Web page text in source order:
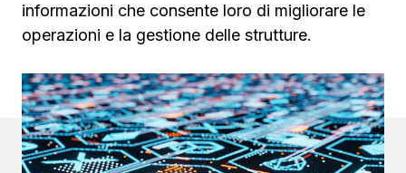
informazioni che consente loro di migliorare le
operazioni e la gestione delle strutture.